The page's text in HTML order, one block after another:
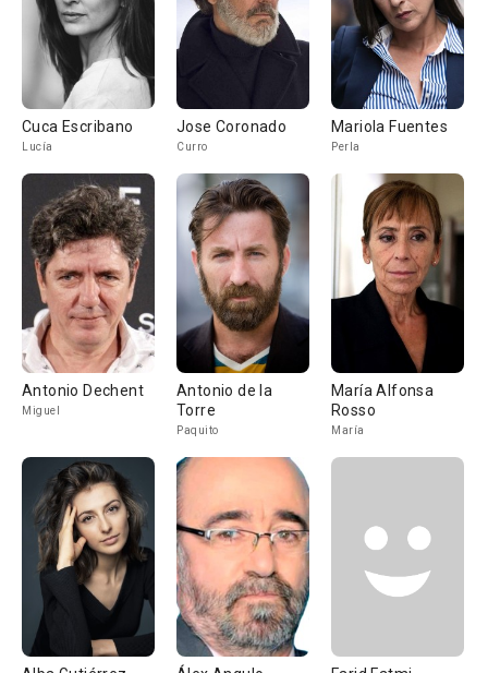
Cuca Escribano
Lucía
Jose Coronado
Curro
Mariola Fuentes
Perla
Antonio Dechent
Miguel
Antonio de la
Torre
Paquito
María Alfonsa
Rosso
María